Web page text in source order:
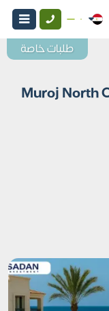
طلبات خاصة